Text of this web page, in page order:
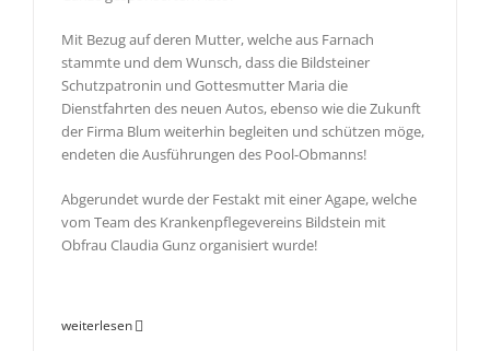
Mit Bezug auf deren Mutter, welche aus Farnach
stammte und dem Wunsch, dass die Bildsteiner
Schutzpatronin und Gottesmutter Maria die
Dienstfahrten des neuen Autos, ebenso wie die Zukunft
der Firma Blum weiterhin begleiten und schützen möge,
endeten die Ausführungen des Pool-Obmanns!
Abgerundet wurde der Festakt mit einer Agape, welche
vom Team des Krankenpflegevereins Bildstein mit
Obfrau Claudia Gunz organisiert wurde!
weiterlesen